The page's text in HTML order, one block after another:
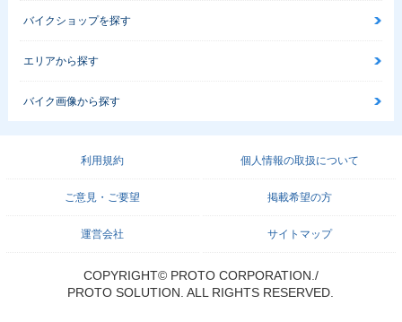
バイクショップを探す
エリアから探す
バイク画像から探す
利用規約 個人情報の取扱について
ご意見・ご要望 掲載希望の方
運営会社 サイトマップ
COPYRIGHT© PROTO CORPORATION./
PROTO SOLUTION. ALL RIGHTS RESERVED.